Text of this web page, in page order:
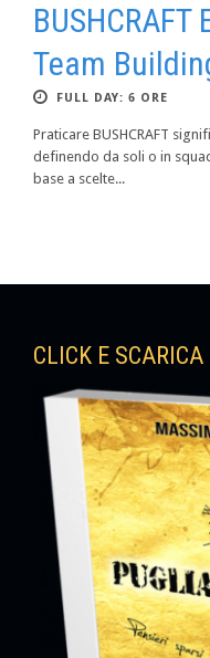
BUSHCRAFT
Team
FULL DAY: 6 ORE
Praticare BUSHCRAFT
definendo da soli o in
base a scelte...
CLICK E SCARICA